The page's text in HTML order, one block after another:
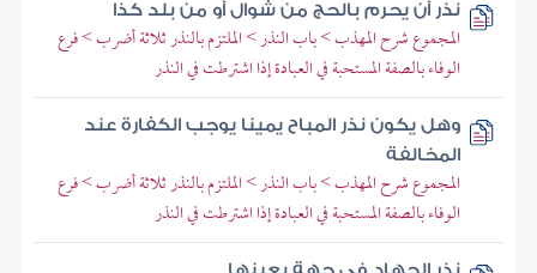
نذر أن يحرم بالحج من شوال أو من بلد كذا
المجموع شرح المهذب > باب النذر > الملتزم بالنذر ثلاثة أضرب > فرع
الوفاء بالصفة المستحبة في العبادة إذا اشترطت في النذر
وهل يكون نذر المباح يمينا يوجب الكفارة عند
المخالفة
المجموع شرح المهذب > باب النذر > الملتزم بالنذر ثلاثة أضرب > فرع
الوفاء بالصفة المستحبة في العبادة إذا اشترطت في النذر